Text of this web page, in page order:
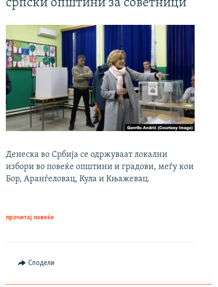
српски општини за советници
Денеска во Србија се одржуваат локални
избори во повеќе општини и градови, меѓу кои
Бор, Аранѓеловац, Кула и Књажевац.
прочитај повеќе
Сподели